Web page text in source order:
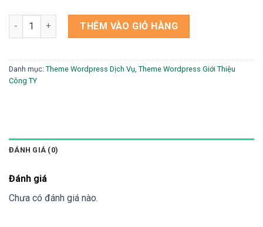
Theme wordpress shop mica 2 số lượng
THÊM VÀO GIỎ HÀNG
Danh mục: Theme Wordpress Dịch Vụ Theme Wordpress Giới Thiệu
Công TY
ĐÁNH GIÁ (0)
Đánh giá
Chưa có đánh giá nào.